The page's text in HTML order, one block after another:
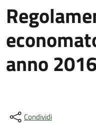
anno
Condividi